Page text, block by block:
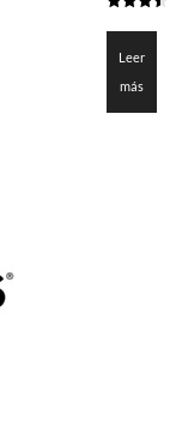
Leer
más